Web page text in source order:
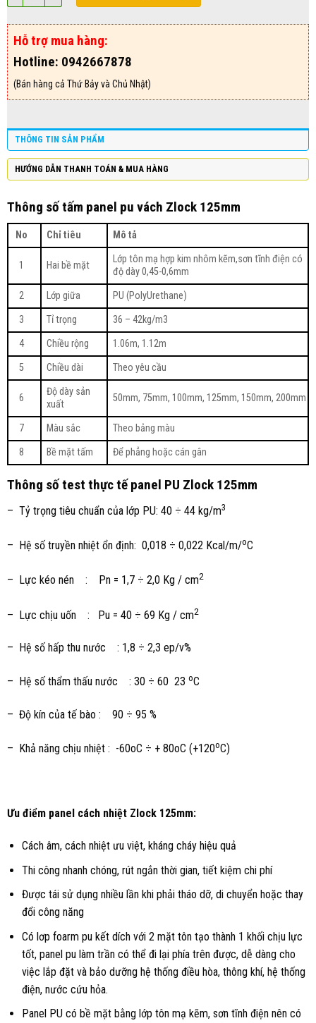
Hỗ trợ mua hàng:
Hotline: 0942667878
(Bán hàng cả Thứ Bảy và Chủ Nhật)
THÔNG TIN SẢN PHẨM
HƯỚNG DẪN THANH TOÁN & MUA HÀNG
Thông số tấm panel pu vách Zlock 125mm
No Chỉ tiêu Mô tả
1 Hai bề mặt
Lớp tôn mạ hợp kim nhôm kẽm,sơn tĩnh điện có
độ dày 0,45-0,6mm
2
Lớp giữa
PU (PolyUrethane)
3
Tỉ trọng
36 – 42kg/m3
4
Chiều rộng
1.06m, 1.12m
5
Chiều dài Theo yêu cầu
6
Độ dày sản
xuất
50mm, 75mm, 100mm, 125mm, 150mm, 200mm
7 Màu sắc
Theo bảng màu
8
Bề mặt tấm Để phẳng hoặc cán gân
Thông số test thực tế panel PU Zlock 125mm
– Tỷ trọng tiêu chuẩn của lớp PU: 40 ÷ 44 kg/m3
– Hệ số truyền nhiệt ổn định: 0,018 ÷ 0,022 Kcal/m/oC
– Lực kéo nén : Pn = 1,7 ÷ 2,0 Kg / cm2
– Lực chịu uốn : Pu = 40 ÷ 69 Kg / cm2
– Hệ số hấp thu nước : 1,8 ÷ 2,3 ep/v%
– Hệ số thẩm thấu nước : 30 ÷ 60 23 oC
– Độ kín của tế bào : 90 ÷ 95 %
– Khả năng chịu nhiệt : -60oC ÷ + 80oC (+120oC)
Ưu điểm panel cách nhiệt Zlock 125mm:
Cách âm, cách nhiệt ưu việt, kháng cháy hiệu quả
Thi công nhanh chóng, rút ngắn thời gian, tiết kiệm chi phí
Được tái sử dụng nhiều lần khi phải tháo dỡ, di chuyển hoặc thay
đổi công năng
Có lơp foarm pu kết dích với 2 mặt tôn tạo thành 1 khối chịu lực
tốt, panel pu làm trần có thể đi lại phía trên được, dễ dàng cho
việc lắp đặt và bảo dưỡng hệ thống điều hòa, thông khí, hệ thống
điện, nước cứu hỏa.
Panel PU có bề mặt bằng lớp tôn mạ kẽm, sơn tĩnh điện nên có